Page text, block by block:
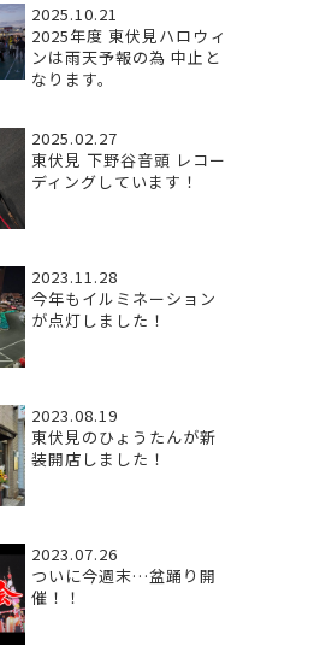
2025.10.21
2025年度 東伏見ハロウィ
ンは雨天予報の為 中止と
なります。
2025.02.27
東伏見 下野谷音頭 レコー
ディングしています！
2023.11.28
今年もイルミネーション
が点灯しました！
2023.08.19
東伏見のひょうたんが新
装開店しました！
2023.07.26
ついに今週末…盆踊り開
催！！